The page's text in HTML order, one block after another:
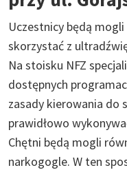
Uczestnicy będą
skorzystać z
Na stoisku NFZ
dostępnych
zasady kierowania do
prawidłowo
Chętni będą mogli
narkogogle. W ten